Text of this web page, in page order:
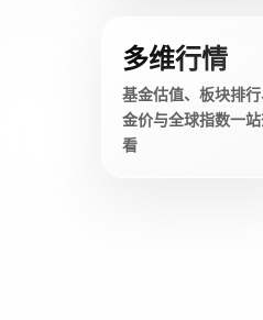
多维行情
基金估值、板块排行
金价与全球指数一
看